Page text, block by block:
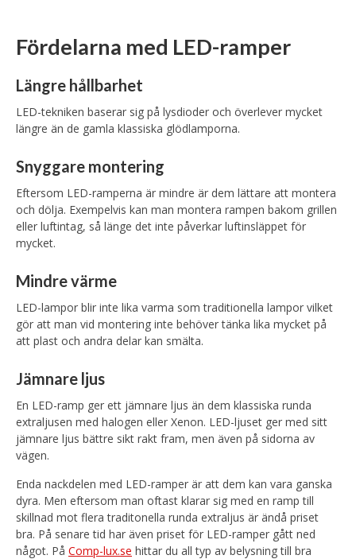
Fördelarna med LED-ramper
Längre hållbarhet
LED-tekniken baserar sig på lysdioder och överlever mycket
längre än de gamla klassiska glödlamporna.
Snyggare montering
Eftersom LED-ramperna är mindre är dem lättare att montera
och dölja. Exempelvis kan man montera rampen bakom grillen
eller luftintag, så länge det inte påverkar luftinsläppet för
mycket.
Mindre värme
LED-lampor blir inte lika varma som traditionella lampor vilket
gör att man vid montering inte behöver tänka lika mycket på
att plast och andra delar kan smälta.
Jämnare ljus
En LED-ramp ger ett jämnare ljus än dem klassiska runda
extraljusen med halogen eller Xenon. LED-ljuset ger med sitt
jämnare ljus bättre sikt rakt fram, men även på sidorna av
vägen.
Enda nackdelen med LED-ramper är att dem kan vara ganska
dyra. Men eftersom man oftast klarar sig med en ramp till
skillnad mot flera traditonella runda extraljus är ändå priset
bra. På senare tid har även priset för LED-ramper gått ned
något. På Comp-lux.se hittar du all typ av belysning till bra